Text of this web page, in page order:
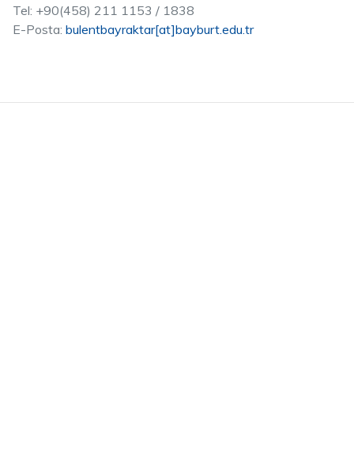
Tel: +90(458) 211 1153 / 1838
E-Posta: bulentbayraktar[at]bayburt.edu.tr